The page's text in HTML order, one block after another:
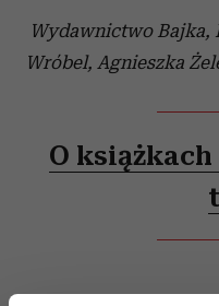
Wydawnictwo Bajka,
Wróbel, Agnieszka
O